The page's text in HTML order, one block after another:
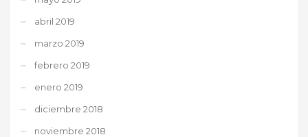
abril 2019
marzo 2019
febrero 2019
enero 2019
diciembre 2018
noviembre 2018